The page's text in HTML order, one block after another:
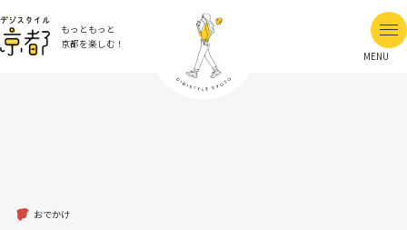
もっともっと
京都を楽しむ！
MENU
おでかけ